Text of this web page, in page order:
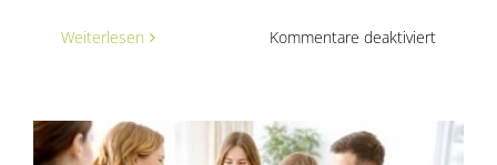
Weiterlesen Kommentare deaktiviertfür
mehr